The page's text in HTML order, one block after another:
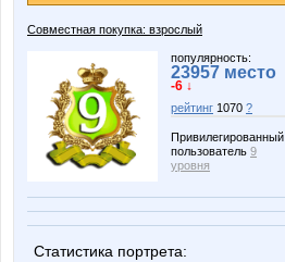
Совместная покупка: взрослый
популярность:
23957 место
-6 ↓
рейтинг 1070 ?
Привилегированный
пользователь 9
уровня
Статистика портрета: